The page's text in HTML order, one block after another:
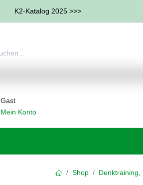
K2-Katalog 2025 >>>
Gast
Mein Konto
Shop Denktraining,